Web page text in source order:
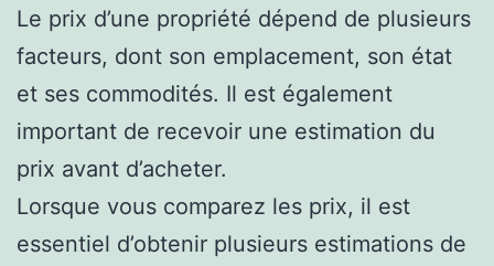
Le prix d’une propriété dépend de plusieurs
facteurs, dont son emplacement, son état
et ses commodités. Il est également
important de recevoir une estimation du
prix avant d’acheter.
Lorsque vous comparez les prix, il est
essentiel d’obtenir plusieurs estimations de